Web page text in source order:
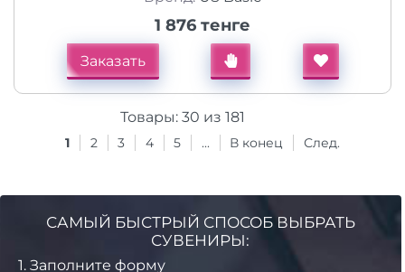
1 876 тенге
Заказать
Товары: 30 из 181
1 2 3 4 5 ... В конец След.
САМЫЙ БЫСТРЫЙ СПОСОБ ВЫБРАТЬ
СУВЕНИРЫ:
1. Заполните форму